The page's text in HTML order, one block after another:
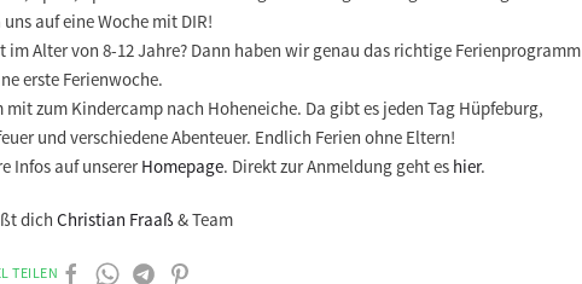
uns auf eine Woche mit DIR!
im Alter von 8-12 Jahre? Dann haben wir genau das richtige Ferienprogramm
erste Ferienwoche.
mit zum Kindercamp nach Hoheneiche. Da gibt es jeden Tag Hüpfeburg,
und verschiedene Abenteuer. Endlich Ferien ohne Eltern!
Infos auf unsererHomepage. Direkt zur Anmeldung geht es hier.
dich Christian Fraaß & Team
TEILEN